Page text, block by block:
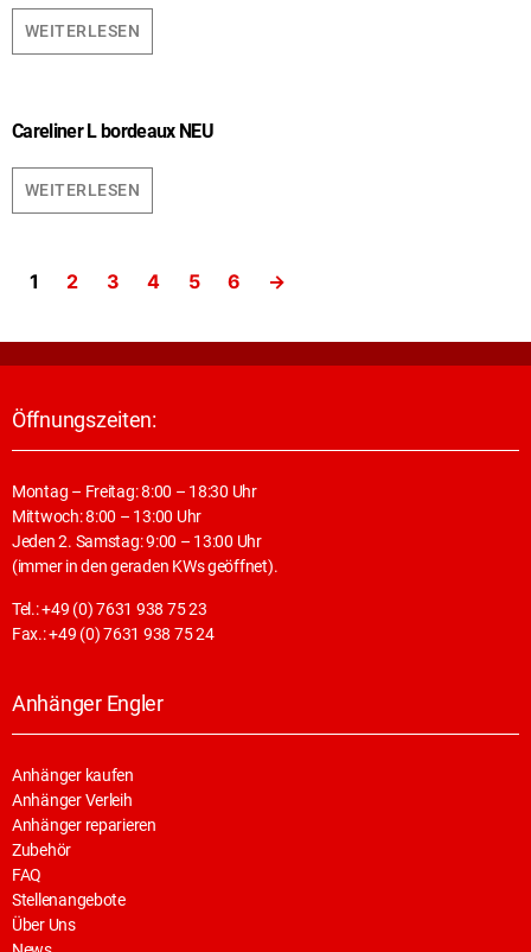
WEITERLESEN
Careliner L bordeaux NEU
WEITERLESEN
1 2 3 4 5 6 →
Öffnungszeiten:
Montag – Freitag: 8:00 – 18:30 Uhr
Mittwoch: 8:00 – 13:00 Uhr
Jeden 2. Samstag: 9:00 – 13:00 Uhr
(immer in den geraden KWs geöffnet).
Tel.: +49 (0) 7631 938 75 23
Fax.: +49 (0) 7631 938 75 24
Anhänger Engler
Anhänger kaufen
Anhänger Verleih
Anhänger reparieren
Zubehör
FAQ
Stellenangebote
Über Uns